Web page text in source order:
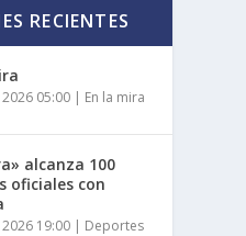
RECIENTES
05:00 | En la mira
alcanza 100
oficiales con
19:00 | Deportes